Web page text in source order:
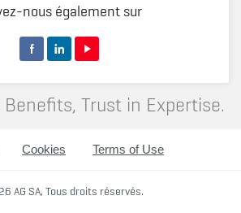
nous également sur
AG Employee Benefits, Trust in Expertise.
Cookies Terms of Use
AG SA, Tous droits réservés.